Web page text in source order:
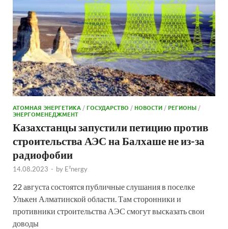
АТОМНАЯ ЭНЕРГЕТИКА /ГОСУДАРСТВО /НОВОСТИ /РЕГИОНЫ /
ЭНЕРГОМЕНЕДЖМЕНТ
Казахстанцы запустили петицию против
строительства АЭС на Балхаше не из-за
радиофобии
14.08.2023 - by E²nergy
22 августа состоятся публичные слушания в поселке
Улькен Алматинской области. Там сторонники и
противники строительства АЭС смогут высказать свои
доводы